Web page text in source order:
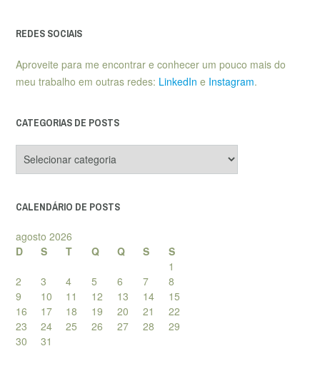
REDES SOCIAIS
Aproveite para me encontrar e conhecer um pouco mais do
meu trabalho em outras redes: LinkedIn e Instagram.
CATEGORIAS DE POSTS
de
CALENDÁRIO DE POSTS
agosto 2026
D
S T Q Q S
S
1
2
3 4 5 6 7
8
9
10 11 12 13 14
15
16
17 18 19 20 21
22
23
24 25 26 27 28
29
30
31